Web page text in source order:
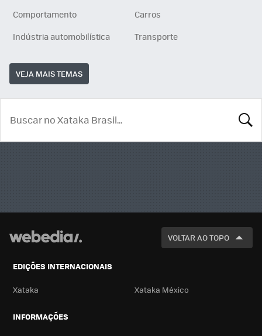
Comportamento
Carros
Indústria automobilística
Transporte
VEJA MAIS TEMAS
VOLTAR AO TOPO
EDIÇÕES INTERNACIONAIS
Xataka Xataka México
INFORMAÇÕES